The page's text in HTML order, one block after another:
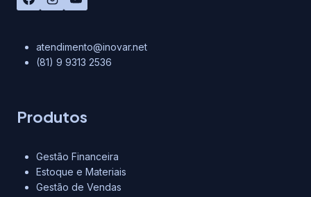
atendimento@inovar.net
(81) 9 9313 2536
Produtos
Gestão Financeira
Estoque e Materiais
Gestão de Vendas